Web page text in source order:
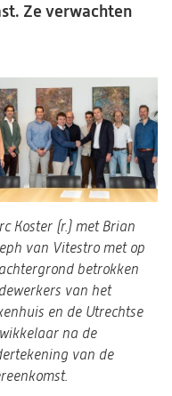
Ze verwachten
Koster (r.) met Brian
van Vitestro met op
betrokken
van het
en de Utrechtse
na de
van de